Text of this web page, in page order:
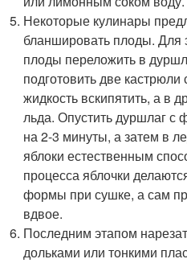
Некоторые кулинары
бланшировать плоды. Для
плоды переложить в
подготовить две
жидкость вскипятить, а в
льда. Опустить дуршлаг с
на 2-3 минуты, а затем в
яблоки естественным
процесса яблочки
формы при сушке, а сам
вдвое.
Последним этапом
дольками или тонкими